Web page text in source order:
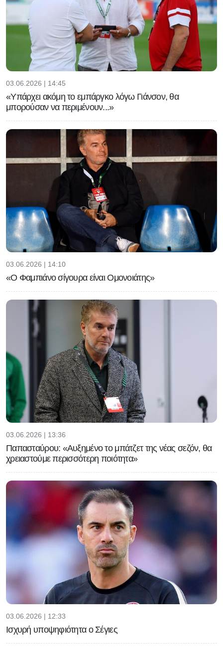
03.06.2026 | 14:45
«Υπάρχει ακόμη το εμπάργκο λόγω Γιάνσον, θα
μπορούσαν να περιμένουν...»
03.06.2026 | 14:10
«Ο Φαμπιάνο σίγουρα είναι Ομονοιάτης»
03.06.2026 | 13:36
Παπασταύρου: «Αυξημένο το μπάτζετ της νέας σεζόν, θα
χρειαστούμε περισσότερη ποιότητα»
03.06.2026 | 12:33
Ισχυρή υποψηφιότητα ο Σέγιες